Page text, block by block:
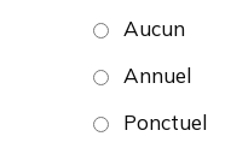
Aucun
Annuel
Ponctuel